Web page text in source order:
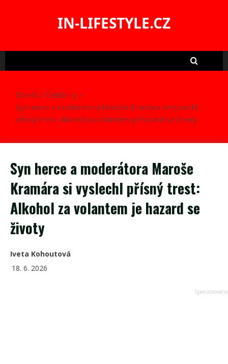
IN-LIFESTYLE.CZ
Domů
Celebrity
Syn herce a moderátora Maroše Kramára si vyslechl
přísný trest: Alkohol za volantem je hazard se životy
Syn herce a moderátora Maroše
Kramára si vyslechl přísný trest:
Alkohol za volantem je hazard se
životy
Iveta Kohoutová
18. 6. 2026